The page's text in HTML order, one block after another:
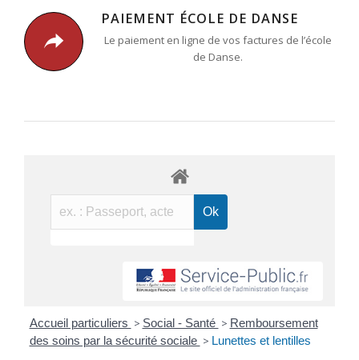
PAIEMENT ÉCOLE DE DANSE
Le paiement en ligne de vos factures de l’école
de Danse.
Accueil particuliers > Social - Santé > Remboursement
des soins par la sécurité sociale > Lunettes et lentilles